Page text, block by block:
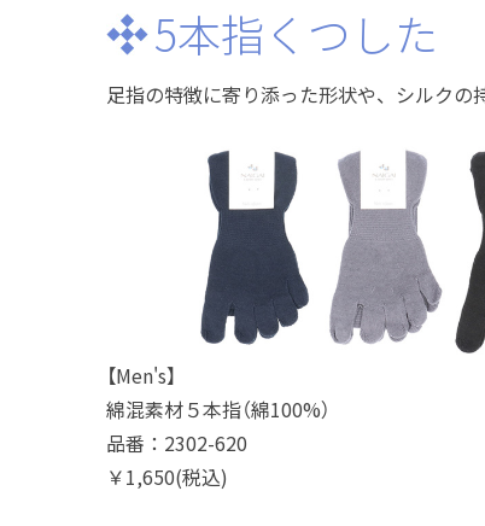
5本指くつした
足指の特徴に寄り添った形状や、シルクの
【Men's】
綿混素材５本指（綿100%）
品番：2302-620
￥1,650(税込)